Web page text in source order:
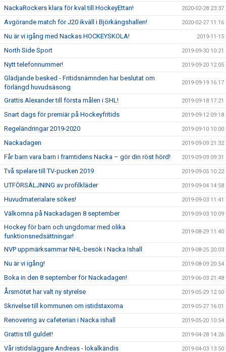
NackaRockers klara för kval till HockeyEttan! 2020-02-28 23:37
Avgörande match för J20 ikväll i Björkängshallen! 2020-02-27 11:16
Nu är vi igång med Nackas HOCKEYSKOLA! 2019-11-15
North Side Sport 2019-09-30 10:21
Nytt telefonnummer! 2019-09-20 12:05
Glädjande besked - Fritidsnämnden har beslutat om
förlängd huvudsäsong
2019-09-19 16:17
Grattis Alexander till första målen i SHL! 2019-09-18 17:21
Snart dags för premiär på Hockeyfritids 2019-09-12 09:18
Regeländringar 2019-2020 2019-09-10 10:00
Nackadagen 2019-09-09 21:32
Får barn vara barn i framtidens Nacka – gör din röst hörd! 2019-09-09 09:31
Två spelare till TV-pucken 2019 2019-09-05 10:22
UTFÖRSÄLJNING av profilkläder 2019-09-04 14:58
Huvudmaterialare sökes! 2019-09-03 11:41
Välkomna på Nackadagen 8 september 2019-09-03 10:09
Hockey för barn och ungdomar med olika
funktionsnedsättningar!
2019-08-29 11:40
NVP uppmärksammar NHL-besök i Nacka Ishall 2019-08-25 20:03
Nu är vi igång! 2019-08-09 20:54
Boka in den 8 september för Nackadagen! 2019-06-03 21:48
Årsmötet har valt ny styrelse 2019-05-29 12:50
Skrivelse till kommunen om istidstaxorna 2019-05-27 16:01
Renovering av cafeterian i Nacka ishall 2019-05-20 10:54
Grattis till guldet! 2019-04-28 14:26
Vår istidsläggare Andreas - lokalkändis 2019-04-03 13:50